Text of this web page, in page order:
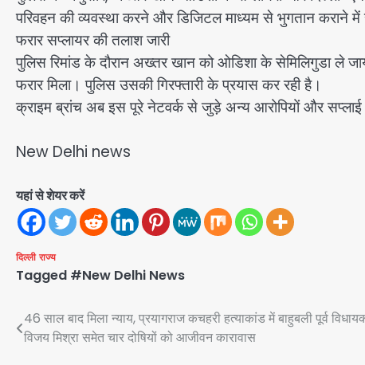
परिवहन की व्यवस्था करने और डिजिटल माध्यम से भुगतान कराने में
फरार सप्लायर की तलाश जारी
पुलिस रिमांड के दौरान अख्तर खान को ओडिशा के सेमिलिगुडा ले
फरार मिला। पुलिस उसकी गिरफ्तारी के प्रयास कर रही है।
क्राइम ब्रांच अब इस पूरे नेटवर्क से जुड़े अन्य आरोपियों और
New Delhi news
यहां से शेयर करें
दिल्ली राज्य
Tagged #New Delhi News
Post
navigation
46 साल बाद मिला न्याय, प्रयागराज कचहरी हत्याकांड में बाहुबली पूर्व
विजय मिश्रा समेत चार दोषियों को आजीवन कारावास